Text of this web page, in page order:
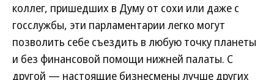
коллег, пришедших в Думу от сохи или даже с
госслужбы, эти парламентарии легко могут
позволить себе съездить в любую точку планеты
и без финансовой помощи нижней палаты. С
другой — настоящие бизнесмены лучше других